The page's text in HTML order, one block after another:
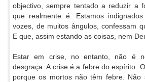
objectivo, sempre tentado a reduzir a
que realmente é. Estamos
vozes, de muitos ângulos, confessam
E que, assim estando as coisas, nem
Estar em crise, no entanto, não é
desgraça. A crise é a febre do espírito.
porque os mortos não têm febre.